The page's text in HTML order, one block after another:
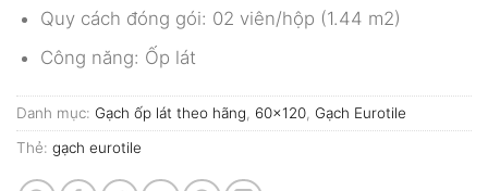
Quy cách đóng gói: 02 viên/hộp (1.44 m2)
Công năng: Ốp lát
Danh mục: Gạch ốp lát theo hãng 60x120 Gạch Eurotile
Thẻ: gạch eurotile